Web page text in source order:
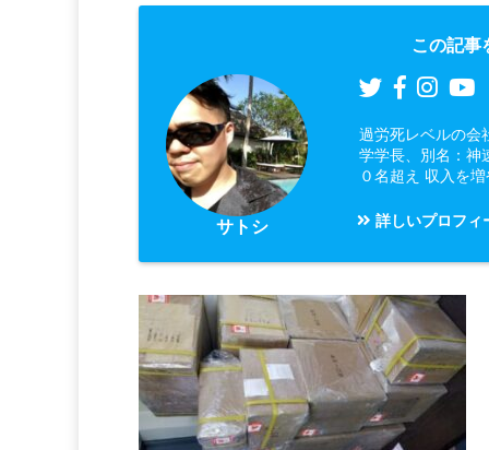
この記事
サトシ
過労死レベルの会
学学長、別名：神
０名超え 収入を
詳しいプロフィ